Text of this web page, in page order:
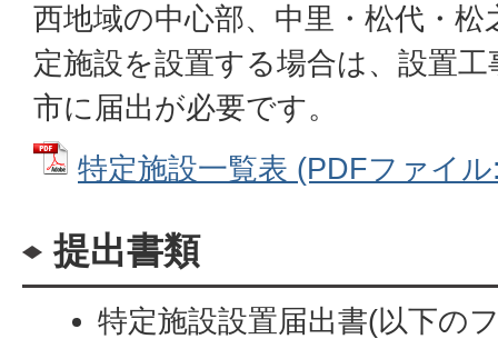
西地域の中心部、中里・松代・
定施設を設置する場合は、設置
市に届出が必要です。
特定施設一覧表 (PDFファイ
提出書類
特定施設設置届出書(以下の